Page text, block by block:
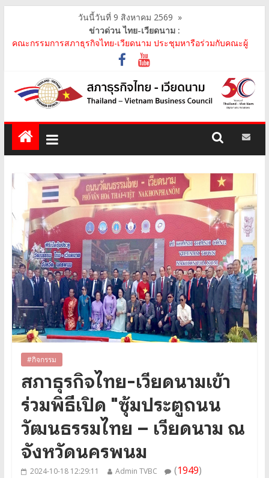
วันนี้วันที่ 9 สิงหาคม 2569 »
ข่าวด่วน ไทย-เวียดนาม :
คณะกรรมการสภาธุรกิจไทย-เวียดนาม ประชุมหารือร่วมกับคณะผู้
แทนภาครัฐเวียดนาม จากคณะกรรมการประชาชน กรุงฮ..
คณะกรรมการสภาธุรกิจไทย-เวียดนาม เข้าร่วมงานวันคล้ายวัน
สถาปนา บริษัท ห้องปฏิบัติการกลาง (ประเทศไทย) จ..
สภาธุรกิจไทย-เวียดนาม เข้าร่วมงานสัมมนา "Investment and
Trade Promotion of Thanh Hoa Province for Th..
คณะกรรมการสภาธุรกิจไทย-เวียดนามร่วมคณะนายกรัฐมนตรีเยือน
เวียดนาม อย่างเป็นทางการ เสริมสร้างความร่วมมื..
คณะกรรมการสภาธุรกิจไทย-เวียดนาม เข้าร่วมประชุมหารือคณะรัฐ
#กิจกรรม
สภาธุรกิจไทย-เวียดนามเข้า
ร่วมพิธีเปิด "ซุ้มประตูถนน
วัฒนธรรมไทย – เวียดนาม ณ
จังหวัดนครพนม
2024-10-18 12:29:11 Admin TVBC (1949)